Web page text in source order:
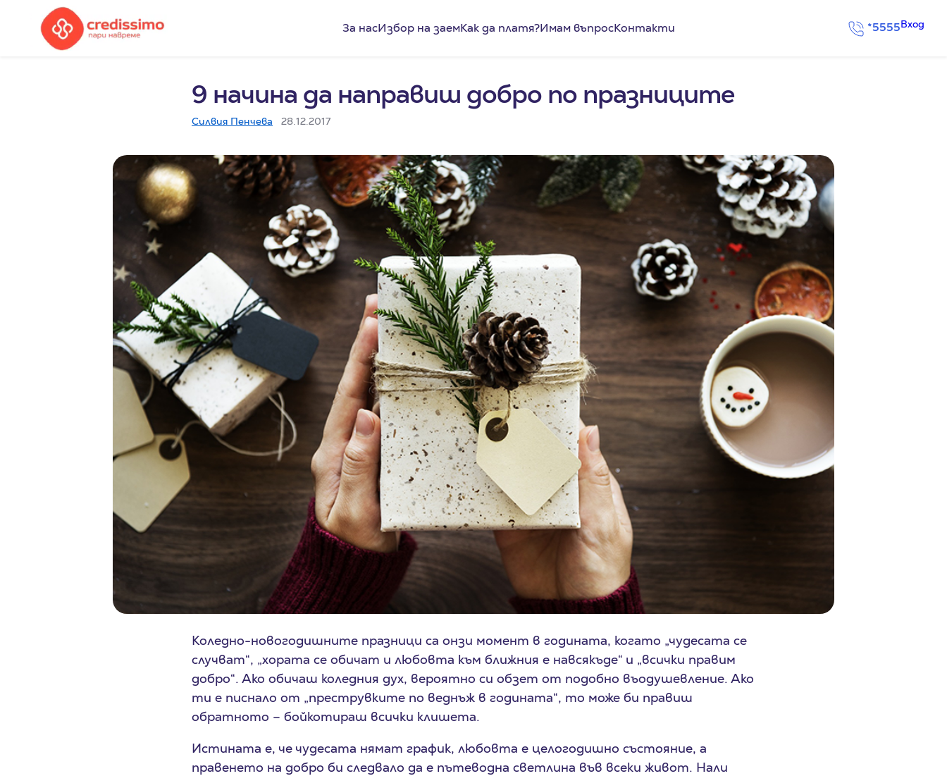
За насИзбор на заемКак да платя?Имам въпросКонтакти *5555Вход
9 начина да направиш добро по празниците
Силвия Пенчева 28.12.2017
Коледно-новогодишните празници са онзи момент в годината, когато „чудесата се
случват“, „хората се обичат и любовта към ближния е навсякъде“ и „всички правим
добро“. Ако обичаш коледния дух, вероятно си обзет от подобно въодушевление. Ако
ти е писнало от „преструвките по веднъж в годината“, то може би правиш
обратното – бойкотираш всички клишета.
Истината е, че чудесата нямат график, любовта е целогодишно състояние, а
правенето на добро би следвало да е пътеводна светлина във всеки живот. Нали